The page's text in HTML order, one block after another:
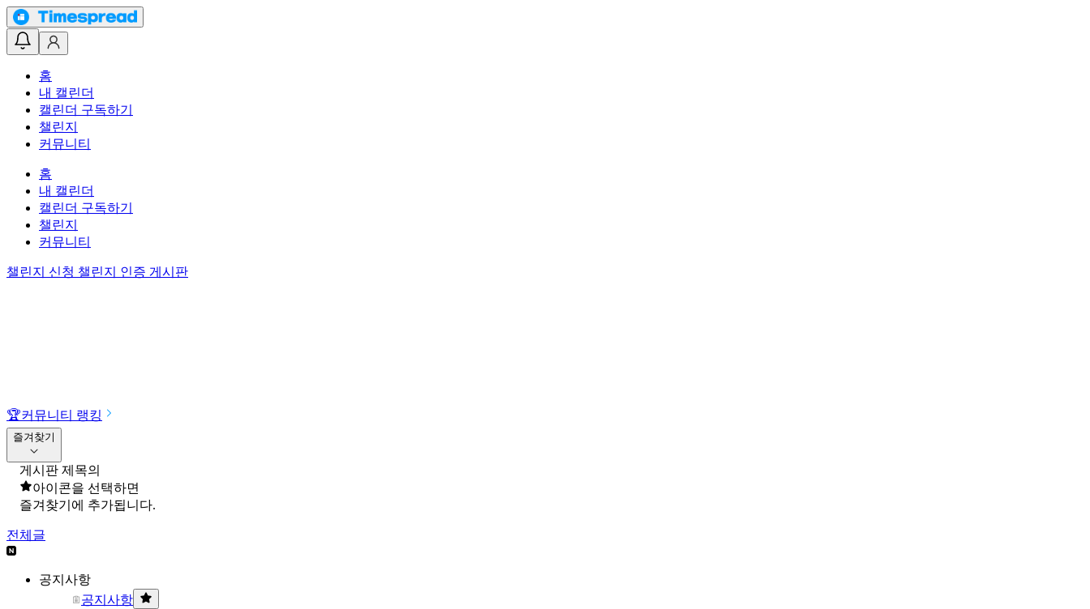
홈
내 캘린더
캘린더 구독하기
챌린지
커뮤니티
홈
내 캘린더
캘린더 구독하기
챌린지
커뮤니티
챌린지 신청 챌린지 인증 게시판
🏆커뮤니티 랭킹
즐겨찾기
게시판 제목의
아이콘을 선택하면
즐겨찾기에 추가됩니다.
전체글
공지사항
공지사항